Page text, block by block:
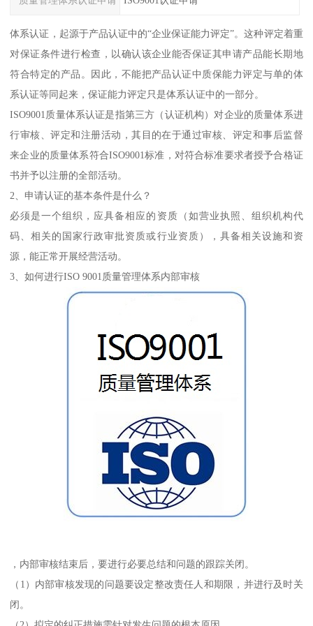
体系认证，起源于产品认证中的“企业保证能力评定”。这种评定着重
对保证条件进行检查，以确认该企业能否保证其申请产品能长期地
符合特定的产品。因此，不能把产品认证中质保能力评定与单的体
系认证等同起来，保证能力评定只是体系认证中的一部分。
ISO9001质量体系认证是指第三方（认证机构）对企业的质量体系进
行审核、评定和注册活动，其目的在于通过审核、评定和事后监督
来企业的质量体系符合ISO9001标准，对符合标准要求者授予合格证
书并予以注册的全部活动。
2、申请认证的基本条件是什么？
必须是一个组织，应具备相应的资质（如营业执照、组织机构代
码、相关的国家行政审批资质或行业资质），具备相关设施和资
源，能正常开展经营活动。
3、如何进行ISO 9001质量管理体系内部审核
，内部审核结束后，要进行必要总结和问题的跟踪关闭。
（1）内部审核发现的问题要设定整改责任人和期限，并进行及时关
闭。